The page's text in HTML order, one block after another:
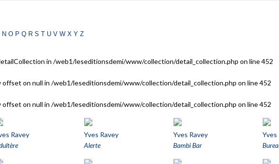
no p q rs t uvwx yz
in /web1/leseditionsdemi/www/collection/detail_collection.php on line452
offset on null in /web1/leseditionsdemi/www/collection/detail_collection.php on line452
offset on null in /web1/leseditionsdemi/www/collection/detail_collection.php on line452
Ravey
Yves Ravey
Alerte
Yves Ravey
Bambi Bar
Yves